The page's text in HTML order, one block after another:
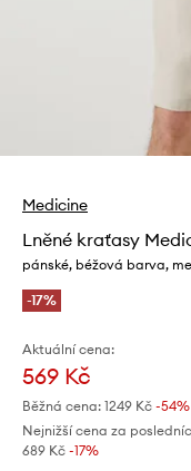
Medicine
Lněné kraťasy
pánské, béžová barva,
-17%
Aktuální cena:
569 Kč
Běžná cena: 1249 Kč -54%
Nejnižší cena za
689 Kč -17%